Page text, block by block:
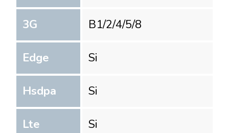
3G B1/2/4/5/8
Edge Si
Hsdpa Si
Lte Si